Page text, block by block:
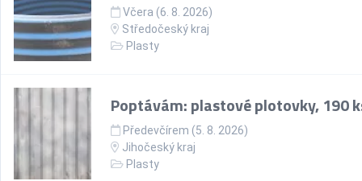
Včera (6. 8. 2026)
Středočeský kraj
Plasty
Poptávám: plastové plotovky, 190
Předevčírem (5. 8. 2026)
Jihočeský kraj
Plasty